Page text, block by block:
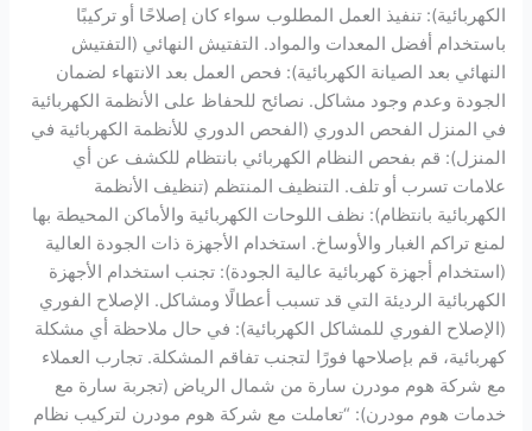
الكهربائية): تنفيذ العمل المطلوب سواء كان إصلاحًا أو تركيبًا
باستخدام أفضل المعدات والمواد. التفتيش النهائي (التفتيش
النهائي بعد الصيانة الكهربائية): فحص العمل بعد الانتهاء لضمان
الجودة وعدم وجود مشاكل. نصائح للحفاظ على الأنظمة الكهربائية
في المنزل الفحص الدوري (الفحص الدوري للأنظمة الكهربائية في
المنزل): قم بفحص النظام الكهربائي بانتظام للكشف عن أي
علامات تسرب أو تلف. التنظيف المنتظم (تنظيف الأنظمة
الكهربائية بانتظام): نظف اللوحات الكهربائية والأماكن المحيطة بها
لمنع تراكم الغبار والأوساخ. استخدام الأجهزة ذات الجودة العالية
(استخدام أجهزة كهربائية عالية الجودة): تجنب استخدام الأجهزة
الكهربائية الرديئة التي قد تسبب أعطالًا ومشاكل. الإصلاح الفوري
(الإصلاح الفوري للمشاكل الكهربائية): في حال ملاحظة أي مشكلة
كهربائية، قم بإصلاحها فورًا لتجنب تفاقم المشكلة. تجارب العملاء
مع شركة هوم مودرن سارة من شمال الرياض (تجربة سارة مع
خدمات هوم مودرن): “تعاملت مع شركة هوم مودرن لتركيب نظام